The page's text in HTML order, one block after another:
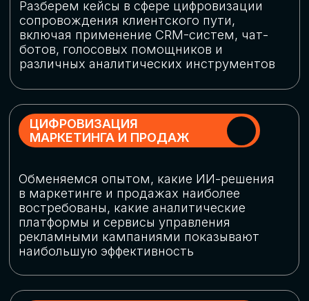
СПИКЕРЫ
СТАТЬ СПИКЕРОМ
В конференции участвовали более 120 спикеров